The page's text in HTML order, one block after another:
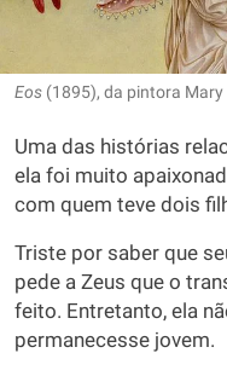
Eos (1895), da pintora Mary
Uma das histórias
ela foi muito
com quem teve dois
Triste por saber que
pede a Zeus que o
feito. Entretanto, ela
permanecesse jovem.